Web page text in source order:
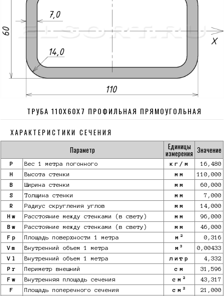
ТРУБА 110Х60Х7 ПРОФИЛЬНАЯ ПРЯМОУГОЛЬНАЯ
ХАРАКТЕРИСТИКИ СЕЧЕНИЯ
Параметр
Единицы
измерения Значение
P Вес 1 метра погонного кг/м
16,480
H
Высота стенки мм
110,000
B
Ширина стенки мм
60,000
S
Толщина стенки мм
7,000
R
Радиус скругления углов мм
14,000
Hw
Расстояние между стенками (в свету) мм
96,000
Bw
Расстояние между стенками (в свету) мм
46,000
Fp
Площадь поверхности 1 метра м 2
0,316
Vm
Внутренний объем 1 метра м 3
0,00433
Vl
Внутренний объем 1 метра литр
4,332
Pr
Периметр внешний см
31,596
Fw
Внутренняя площадь сечения см 2
43,317
F
Площадь поперечного сечения см 2
21,000